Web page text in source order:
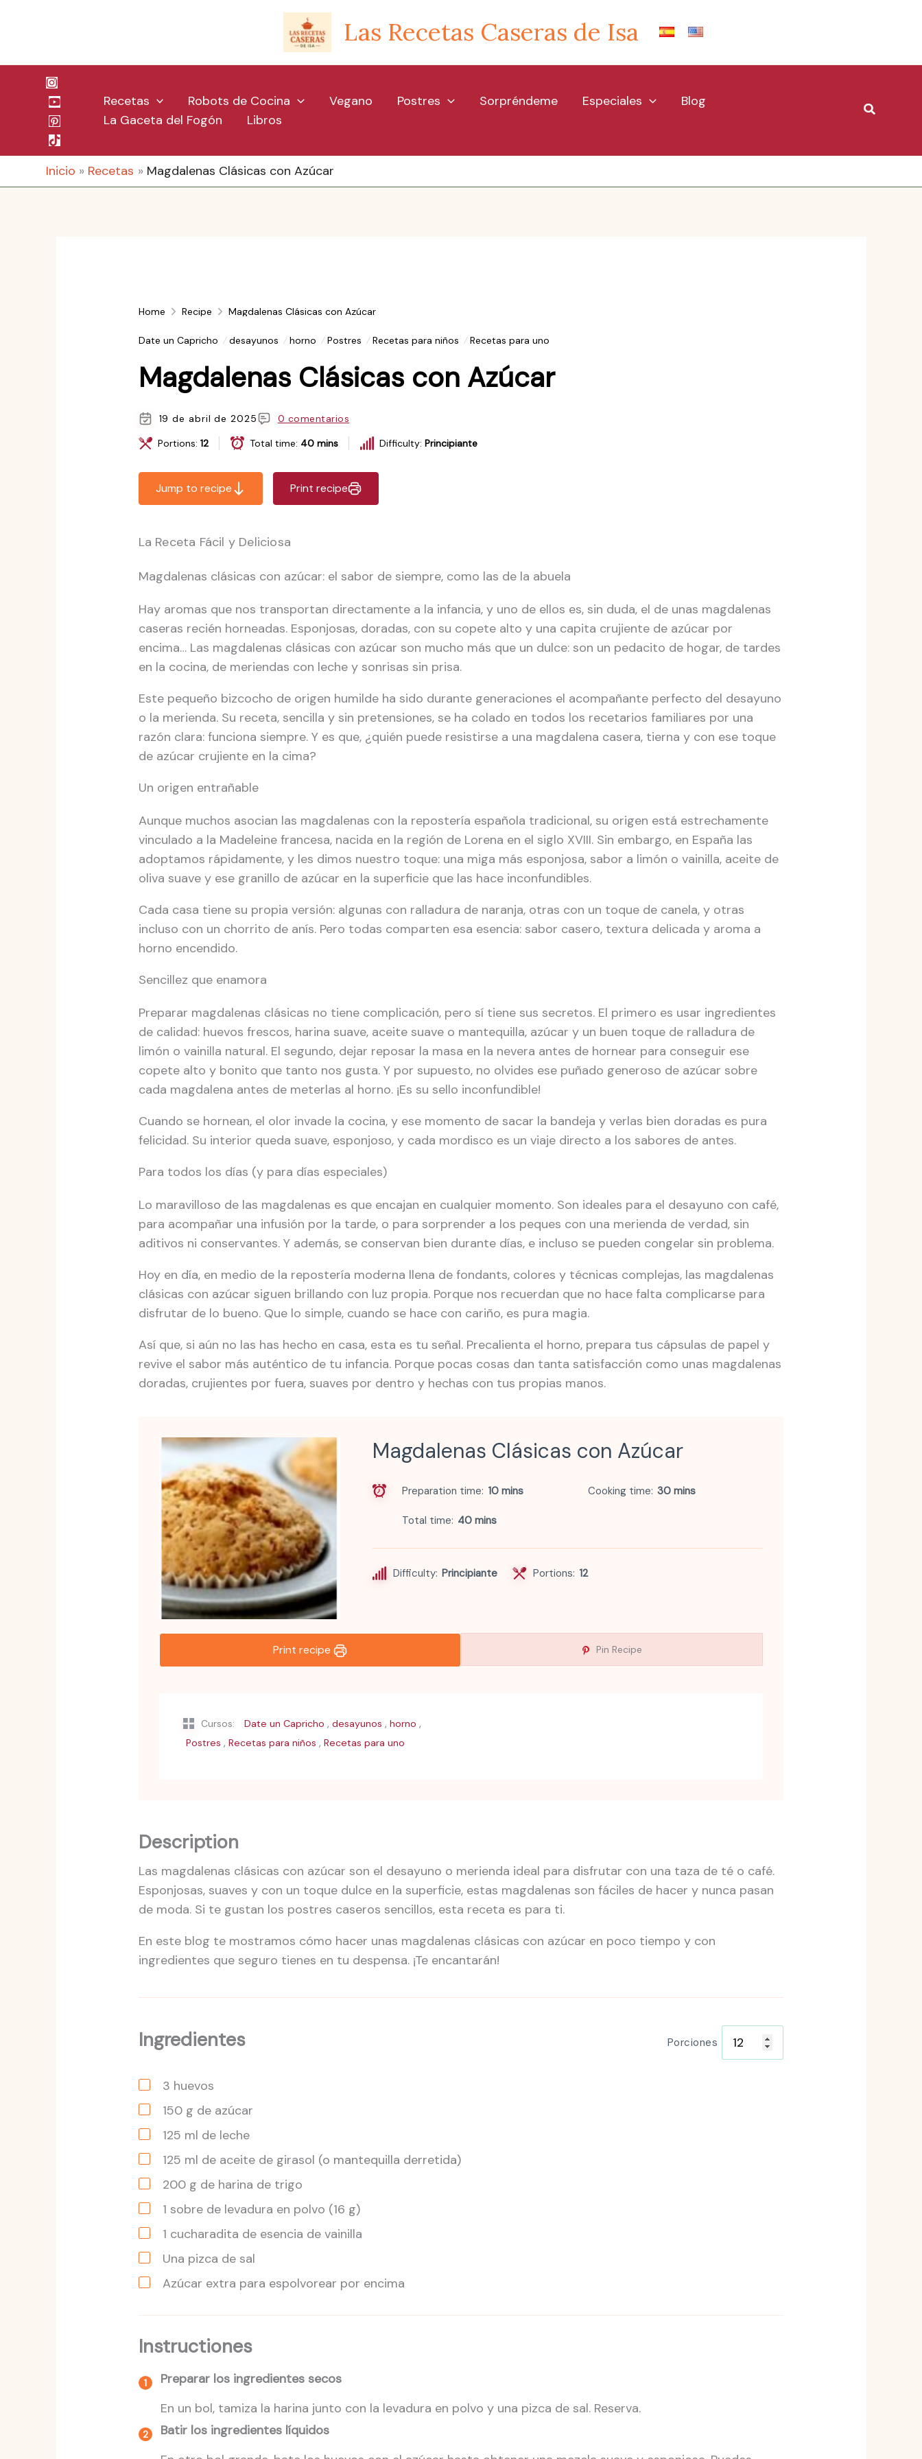
Las Recetas Caseras de Isa
Recetas Robots de Cocina Vegano Postres Sorpréndeme Especiales
Blog
La Gaceta del Fogón
Libros
Buscar
Inicio Recetas Magdalenas Clásicas con Azúcar
Home Recipe Magdalenas Clásicas con Azúcar
Date un Capricho desayunos horno Postres Recetas para niños Recetas para uno
Magdalenas Clásicas con Azúcar
19 de abril de 2025
0 comentarios
Portions: 12 Total time: 40 mins Difficulty: Principiante
Jump to recipe Print recipe
La Receta Fácil y Deliciosa
Magdalenas clásicas con azúcar: el sabor de siempre, como las de la abuela
Hay aromas que nos transportan directamente a la infancia, y uno de ellos es, sin duda, el de unas magdalenas
caseras recién horneadas. Esponjosas, doradas, con su copete alto y una capita crujiente de azúcar por
encima… Las magdalenas clásicas con azúcar son mucho más que un dulce: son un pedacito de hogar, de tardes
en la cocina, de meriendas con leche y sonrisas sin prisa.
Este pequeño bizcocho de origen humilde ha sido durante generaciones el acompañante perfecto del desayuno
o la merienda. Su receta, sencilla y sin pretensiones, se ha colado en todos los recetarios familiares por una
razón clara: funciona siempre. Y es que, ¿quién puede resistirse a una magdalena casera, tierna y con ese toque
de azúcar crujiente en la cima?
Un origen entrañable
Aunque muchos asocian las magdalenas con la repostería española tradicional, su origen está estrechamente
vinculado a la Madeleine francesa, nacida en la región de Lorena en el siglo XVIII. Sin embargo, en España las
adoptamos rápidamente, y les dimos nuestro toque: una miga más esponjosa, sabor a limón o vainilla, aceite de
oliva suave y ese granillo de azúcar en la superficie que las hace inconfundibles.
Cada casa tiene su propia versión: algunas con ralladura de naranja, otras con un toque de canela, y otras
incluso con un chorrito de anís. Pero todas comparten esa esencia: sabor casero, textura delicada y aroma a
horno encendido.
Sencillez que enamora
Preparar magdalenas clásicas no tiene complicación, pero sí tiene sus secretos. El primero es usar ingredientes
de calidad: huevos frescos, harina suave, aceite suave o mantequilla, azúcar y un buen toque de ralladura de
limón o vainilla natural. El segundo, dejar reposar la masa en la nevera antes de hornear para conseguir ese
copete alto y bonito que tanto nos gusta. Y por supuesto, no olvides ese puñado generoso de azúcar sobre
cada magdalena antes de meterlas al horno. ¡Es su sello inconfundible!
Cuando se hornean, el olor invade la cocina, y ese momento de sacar la bandeja y verlas bien doradas es pura
felicidad. Su interior queda suave, esponjoso, y cada mordisco es un viaje directo a los sabores de antes.
Para todos los días (y para días especiales)
Lo maravilloso de las magdalenas es que encajan en cualquier momento. Son ideales para el desayuno con café,
para acompañar una infusión por la tarde, o para sorprender a los peques con una merienda de verdad, sin
aditivos ni conservantes. Y además, se conservan bien durante días, e incluso se pueden congelar sin problema.
Hoy en día, en medio de la repostería moderna llena de fondants, colores y técnicas complejas, las magdalenas
clásicas con azúcar siguen brillando con luz propia. Porque nos recuerdan que no hace falta complicarse para
disfrutar de lo bueno. Que lo simple, cuando se hace con cariño, es pura magia.
Así que, si aún no las has hecho en casa, esta es tu señal. Precalienta el horno, prepara tus cápsulas de papel y
revive el sabor más auténtico de tu infancia. Porque pocas cosas dan tanta satisfacción como unas magdalenas
doradas, crujientes por fuera, suaves por dentro y hechas con tus propias manos.
Magdalenas Clásicas con Azúcar
Preparation time 10 mins Cooking time 30 mins
Total time 40 mins
Difficulty: Principiante Portions: 12
Print recipe Pin Recipe
Cursos: Date un Capricho , desayunos , horno ,
Postres , Recetas para niños , Recetas para uno
Description
Las magdalenas clásicas con azúcar son el desayuno o merienda ideal para disfrutar con una taza de té o café.
Esponjosas, suaves y con un toque dulce en la superficie, estas magdalenas son fáciles de hacer y nunca pasan
de moda. Si te gustan los postres caseros sencillos, esta receta es para ti.
En este blog te mostramos cómo hacer unas magdalenas clásicas con azúcar en poco tiempo y con
ingredientes que seguro tienes en tu despensa. ¡Te encantarán!
Ingredientes Porciones
3 huevos
150 g de azúcar
125 ml de leche
125 ml de aceite de girasol (o mantequilla derretida)
200 g de harina de trigo
1 sobrede levadura en polvo (16 g)
1 cucharadita de esencia de vainilla
Una pizca de sal
Azúcar extra para espolvorear por encima
Instructiones
Preparar los ingredientes secos
En un bol, tamiza la harina junto con la levadura en polvo y una pizca de sal. Reserva.
Batir los ingredientes líquidos